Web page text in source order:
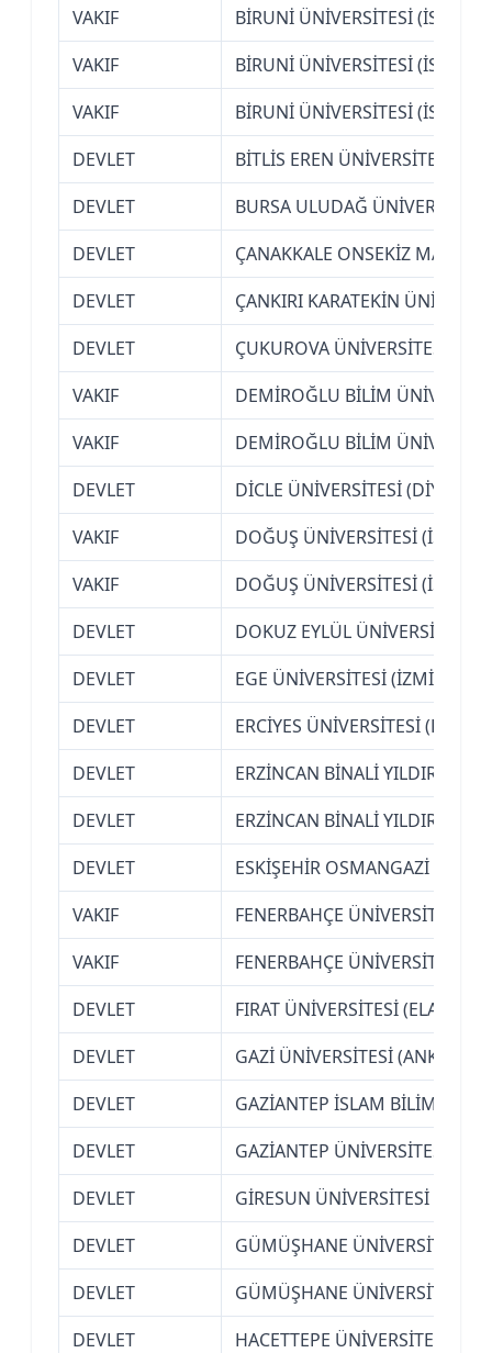
VAKIF
BİRUNİ ÜNİVERSİTESİ
VAKIF
BİRUNİ ÜNİVERSİTESİ
VAKIF
BİRUNİ ÜNİVERSİTESİ
DEVLET
BİTLİS EREN ÜNİVERSİTESİ
DEVLET
BURSA ULUDAĞ ÜNİVERSİTESİ
DEVLET
ÇANAKKALE ONSEKİZ MART
DEVLET
ÇANKIRI KARATEKİN
DEVLET
ÇUKUROVA ÜNİVERSİTESİ
VAKIF
DEMİROĞLU BİLİM
VAKIF
DEMİROĞLU BİLİM
DEVLET
DİCLE ÜNİVERSİTESİ
VAKIF
DOĞUŞ ÜNİVERSİTESİ
VAKIF
DOĞUŞ ÜNİVERSİTESİ
DEVLET
DOKUZ EYLÜL ÜNİVERSİTESİ
DEVLET
EGE ÜNİVERSİTESİ (İZMİR)
DEVLET
ERCİYES ÜNİVERSİTESİ
DEVLET
ERZİNCAN BİNALİ YILDIRIM
DEVLET
ERZİNCAN BİNALİ YILDIRIM
DEVLET
ESKİŞEHİR OSMANGAZİ
VAKIF
FENERBAHÇE ÜNİVERSİTESİ
VAKIF
FENERBAHÇE ÜNİVERSİTESİ
DEVLET
FIRAT ÜNİVERSİTESİ (ELAZIĞ)
DEVLET
GAZİ ÜNİVERSİTESİ (ANKARA)
DEVLET
GAZİANTEP İSLAM BİLİM VE
DEVLET
GAZİANTEP ÜNİVERSİTESİ
DEVLET
GİRESUN ÜNİVERSİTESİ
DEVLET
GÜMÜŞHANE ÜNİVERSİTESİ
DEVLET
GÜMÜŞHANE ÜNİVERSİTESİ
DEVLET
HACETTEPE ÜNİVERSİTESİ